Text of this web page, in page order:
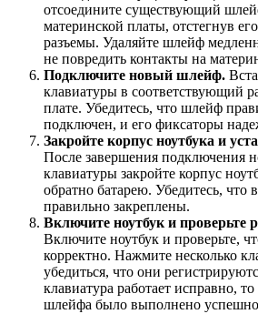
отсоедините существующий
материнской платы, отстегнув
разъемы. Удаляйте шлейф
не повредить контакты на
Подключите новый шлейф.
клавиатуры в соответствующий
плате. Убедитесь, что шлейф
подключен, и его фиксаторы
Закройте корпус ноутбука и
После завершения подключения
клавиатуры закройте корпус
обратно батарею. Убедитесь, что
правильно закреплены.
Включите ноутбук и проверьте
Включите ноутбук и проверьте,
корректно. Нажмите несколько
убедиться, что они
клавиатура работает исправно,
шлейфа было выполнено